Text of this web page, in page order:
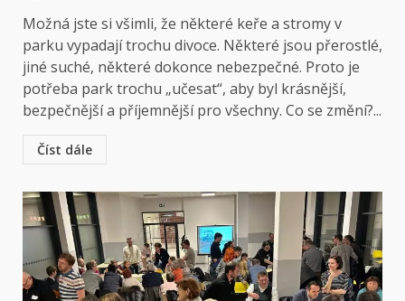
Možná jste si všimli, že některé keře a stromy v
parku vypadají trochu divoce. Některé jsou přerostlé,
jiné suché, některé dokonce nebezpečné. Proto je
potřeba park trochu „učesat“, aby byl krásnější,
bezpečnější a příjemnější pro všechny. Co se změní?...
Číst dále